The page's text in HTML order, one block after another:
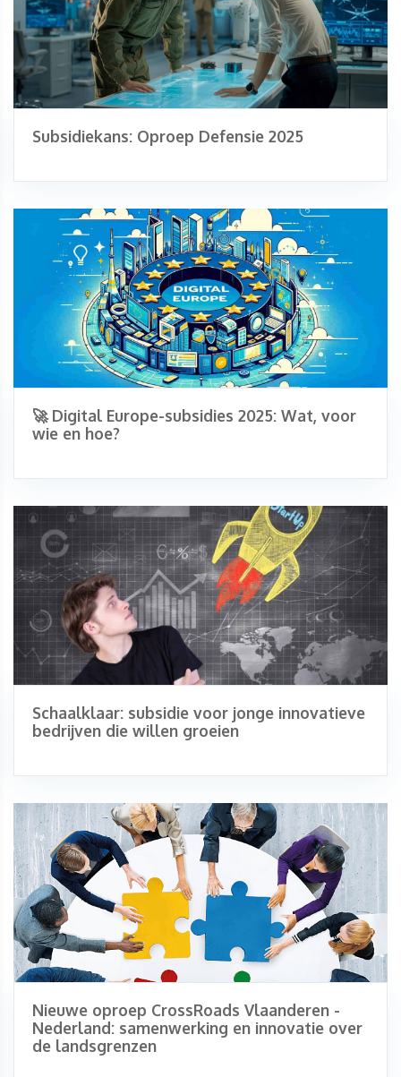
Subsidiekans: Oproep Defensie 2025
🚀 Digital Europe-subsidies 2025: Wat, voor
wie en hoe?
Schaalklaar: subsidie voor jonge innovatieve
bedrijven die willen groeien
Nieuwe oproep CrossRoads Vlaanderen -
Nederland: samenwerking en innovatie over
de landsgrenzen